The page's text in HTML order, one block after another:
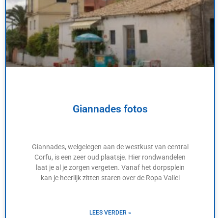
Giannades fotos
Giannades, welgelegen aan de westkust van central
Corfu, is een zeer oud plaatsje. Hier rondwandelen
laat je al je zorgen vergeten. Vanaf het dorpsplein
kan je heerlijk zitten staren over de Ropa Vallei
LEES VERDER »